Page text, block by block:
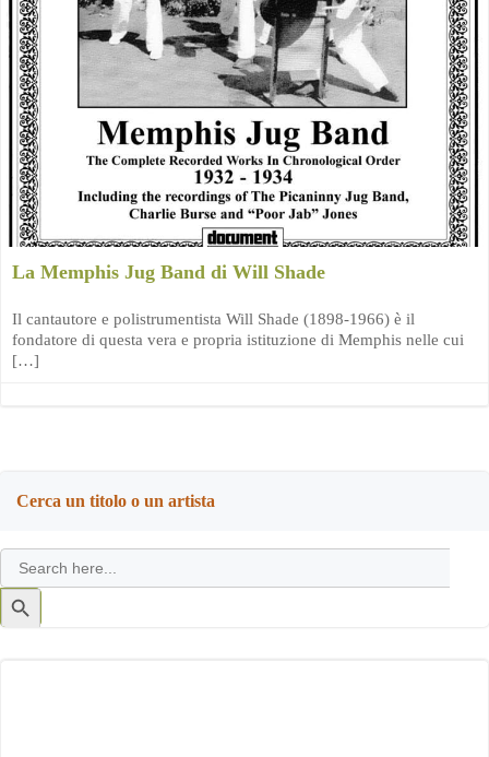
La Memphis Jug Band di Will Shade
Il cantautore e polistrumentista Will Shade (1898-1966) è il
fondatore di questa vera e propria istituzione di Memphis nelle cui
[…]
Cerca un titolo o un artista
Search
for:
Search
Button